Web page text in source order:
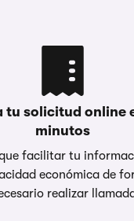
tu solicitud online
minutos
facilitar tu
económica de
realizar